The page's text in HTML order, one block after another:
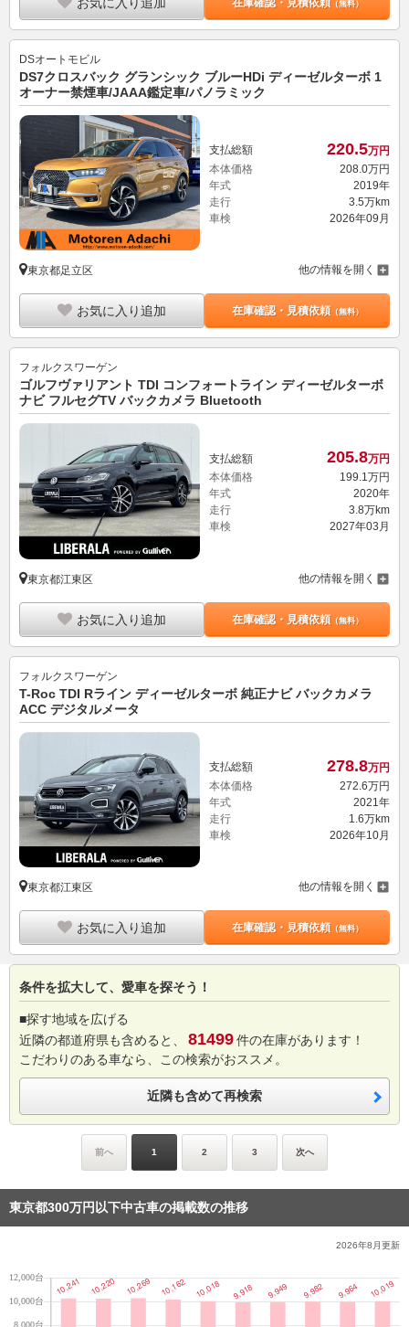
（無料）
DSオートモビル
DS7クロスバック グランシック ブルーHDi ディーゼルターボ 1
オーナー禁煙車/JAAA鑑定車/パノラミック
支払総額 220.5万円
本体価格
208. 0万円
年式
2019年
走行
3.5万km
車検
2026年09月
東京都足立区 他の情報を開く
お気に入り追加 在庫確認・見積依頼（無料）
フォルクスワーゲン
ゴルフヴァリアント TDI コンフォートライン ディーゼルターボ
ナビ フルセグTV バックカメラ Bluetooth
支払総額 205.8万円
本体価格
199.1万円
年式
2020年
走行
3.8万km
車検
2027年03月
東京都江東区 他の情報を開く
お気に入り追加 在庫確認・見積依頼（無料）
フォルクスワーゲン
T-Roc TDI Rライン ディーゼルターボ 純正ナビ バックカメラ
ACC デジタルメータ
支払総額 278.8万円
本体価格
272. 6万円
年式
2021年
走行
1.6万km
車検
2026年10月
東京都江東区 他の情報を開く
お気に入り追加 在庫確認・見積依頼（無料）
条件を拡大して、愛車を探そう！
■探す地域を広げる
近隣の都道府県も含めると、
81499件の在庫があります！
こだわりのある車なら、この検索がおススメ。
近隣も含めて再検索
前へ 1 2 3 次へ
東京都300万円以下中古車の掲載数の推移
2026年8月更新